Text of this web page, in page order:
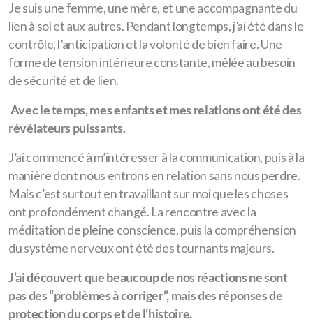
Je suis une femme, une mère, et une accompagnante du
lien à soi et aux autres. Pendant longtemps, j’ai été dans le
contrôle, l’anticipation et la volonté de bien faire. Une
forme de tension intérieure constante, mêlée au besoin
de sécurité et de lien.
Avec le temps, mes enfants et mes relations ont été des
révélateurs puissants.
J’ai commencé à m’intéresser à la communication, puis à la
manière dont nous entrons en relation sans nous perdre.
Mais c’est surtout en travaillant sur moi que les choses
ont profondément changé. La rencontre avec la
méditation de pleine conscience, puis la compréhension
du système nerveux ont été des tournants majeurs.
J’ai découvert que beaucoup de nos réactions ne sont
pas des “problèmes à corriger”, mais des réponses de
protection du corps et de l’histoire.